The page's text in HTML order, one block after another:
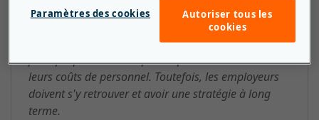
de celle des licenciements, qui impliquent le
licenciement permanent des employés. Les congés
temporaires peuvent constituer une approche
pratique pour les entreprises qui doivent réduire
leurs coûts de personnel. Toutefois, les employeurs
doivent s'y retrouver et avoir une stratégie à long
terme.
Autoriser tous les
cookies
Paramètres des cookies